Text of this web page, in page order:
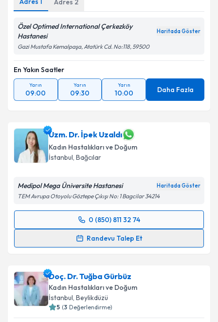
Adres 2
Özel Optimed International Çerkezköy
Hastanesi
Haritada Göster
Gazi Mustafa Kemalpaşa, Atatürk Cd. No:118, 59500
En Yakın Saatler
Yarın
09:00
Yarın
09:30
Yarın
10:00 Daha Fazla
Uzm. Dr. İpek Uzaldı
Kadın Hastalıkları ve Doğum
İstanbul, Bağcılar
Medipol Mega Üniversite Hastanesi Haritada Göster
TEM Avrupa Otoyolu Göztepe Çıkışı No: 1 Bagcilar 34214
0 (850) 811 32 74
Randevu Talep Et
Randevu Takvimi Talebi
takvim hazırlandığında e-posta ile bilgilendireceğiz.
E-posta Adresiniz
Doç. Dr. Tuğba Gürbüz
Kadın Hastalıkları ve Doğum
İstanbul, Beylikdüzü
5 (3 Değerlendirme)